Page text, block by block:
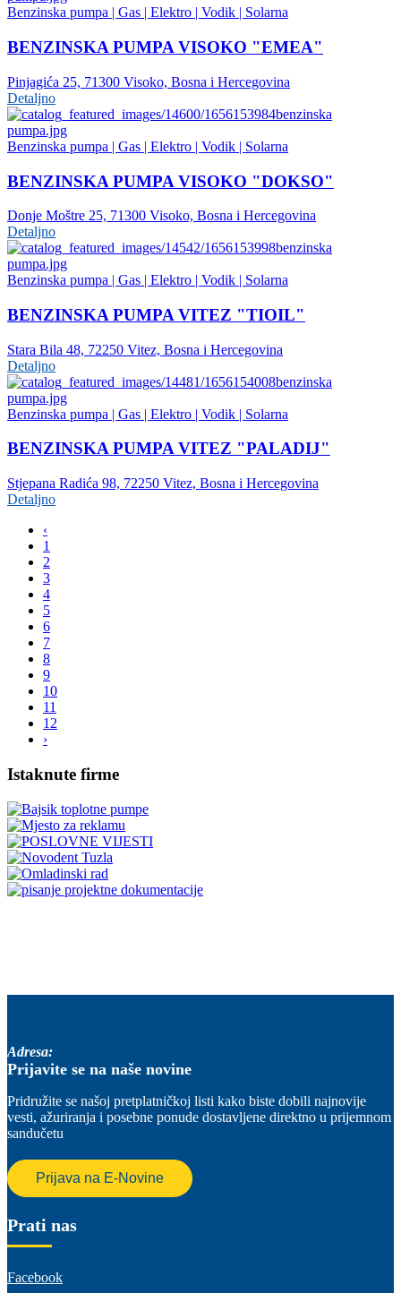
Benzinska pumpa | Gas | Elektro | Vodik | Solarna
BENZINSKA PUMPA VISOKO "EMEA"
Pinjagića 25, 71300 Visoko, Bosna i Hercegovina
Detaljno
Benzinska pumpa | Gas | Elektro | Vodik | Solarna
BENZINSKA PUMPA VISOKO "DOKSO"
Donje Moštre 25, 71300 Visoko, Bosna i Hercegovina
Detaljno
Benzinska pumpa | Gas | Elektro | Vodik | Solarna
BENZINSKA PUMPA VITEZ "TIOIL"
Stara Bila 48, 72250 Vitez, Bosna i Hercegovina
Detaljno
Benzinska pumpa | Gas | Elektro | Vodik | Solarna
BENZINSKA PUMPA VITEZ "PALADIJ"
Stjepana Radića 98, 72250 Vitez, Bosna i Hercegovina
Detaljno
‹
1
2
3
4
5
6
7
8
9
10
11
12
›
Istaknute firme
Adresa:
Prijavite se na naše novine
Pridružite se našoj pretplatničkoj listi kako biste dobili najnovije
vesti, ažuriranja i posebne ponude dostavljene direktno u prijemnom
sandučetu
Prijava na E-Novine
Prati nas
Facebook